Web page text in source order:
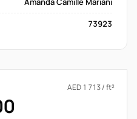
73923
AED 1 713 / ft²